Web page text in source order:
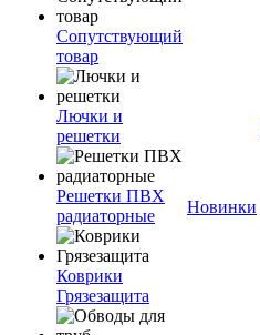
Сопутствующий
товар
Лючки и
решетки
Решетки ПВХ
радиаторные
Коврики
Грязезащита
Новинки